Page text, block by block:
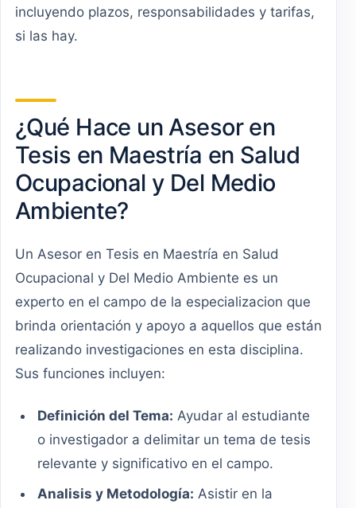
incluyendo plazos, responsabilidades y tarifas,
si las hay.
¿Qué Hace un Asesor en
Tesis en Maestría en Salud
Ocupacional y Del Medio
Ambiente?
Un Asesor en Tesis en Maestría en Salud
Ocupacional y Del Medio Ambiente es un
experto en el campo de la especializacion que
brinda orientación y apoyo a aquellos que están
realizando investigaciones en esta disciplina.
Sus funciones incluyen:
Definición del Tema: Ayudar al estudiante
o investigador a delimitar un tema de tesis
relevante y significativo en el campo.
Analisis y Metodología: Asistir en la